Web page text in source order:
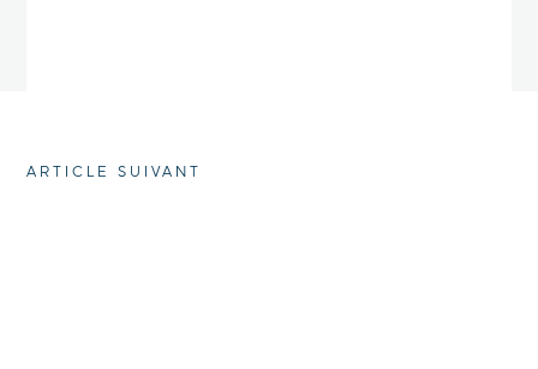
ARTICLE SUIVANT